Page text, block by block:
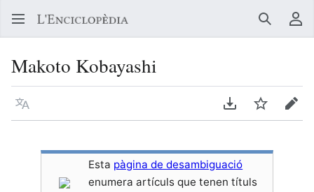
Buscar
Makoto Kobayashi
Llegir en un atre idioma Descarregar en
Vigilar
Esta pàgina de desambiguació
enumera artículs que tenen títuls